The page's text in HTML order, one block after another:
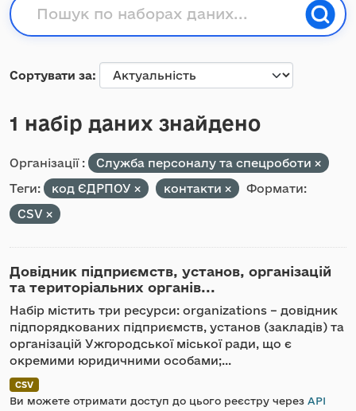
Сортувати за
1 набір даних знайдено
Організації :
Служба персоналу та спецроботи
Теги:
код ЄДРПОУ контакти
Формати:
CSV
Довідник підприємств, установ, організацій
та територіальних органів...
Набір містить три ресурси: organizations – довідник
підпорядкованих підприємств, установ (закладів) та
організацій Ужгородської міської ради, що є
окремими юридичними особами;...
CSV
Ви можете отримати доступ до цього реєстру через API